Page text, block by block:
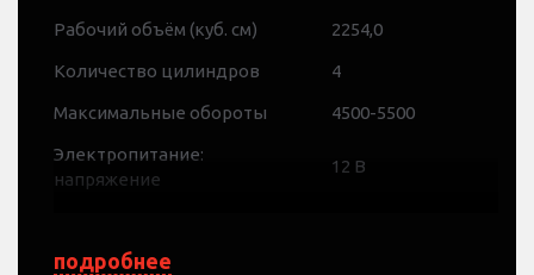
Рабочий объём (куб. см) 2254,0
Количество цилиндров 4
Максимальные обороты 4500-5500
Электропитание:
напряжение
12 В
подробнее